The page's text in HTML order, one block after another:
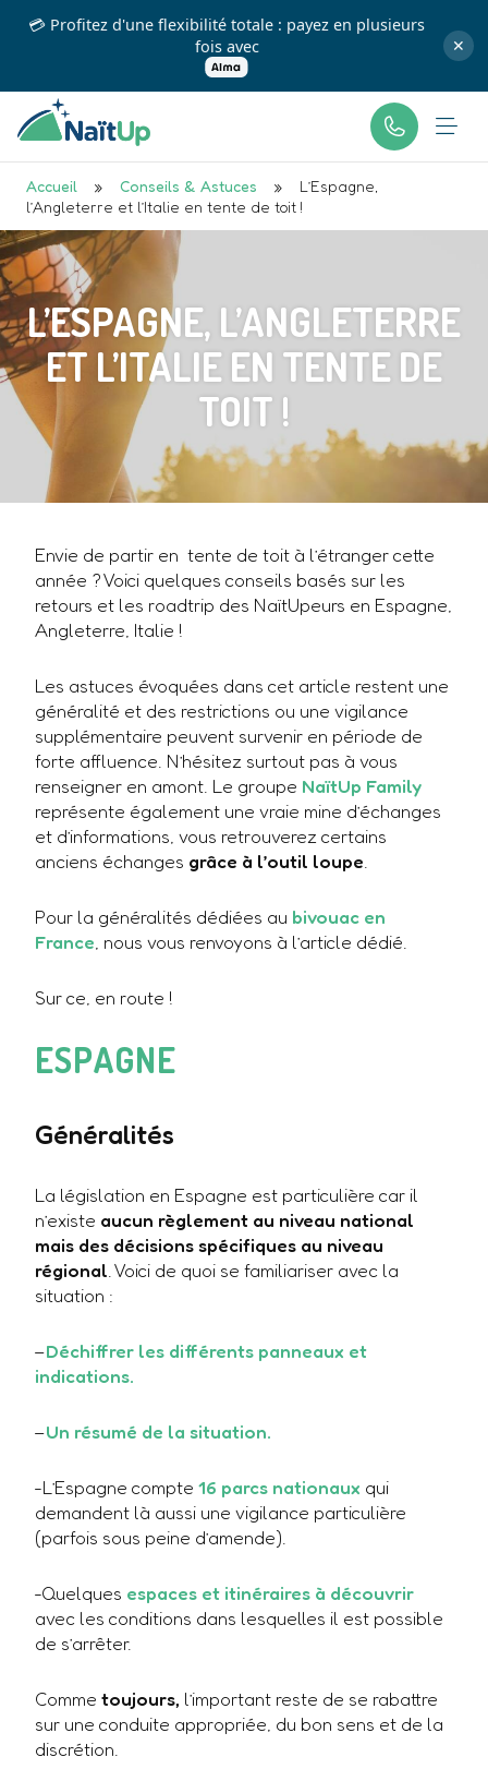
💳 Profitez d'une flexibilité totale : payez en plusieurs
fois avec
✕
Accueil » Conseils & Astuces »
L’Espagne,
l’Angleterre et l’Italie en tente de toit !
L’ESPAGNE, L’ANGLETERRE
ET L’ITALIE EN TENTE DE
TOIT !
Envie de partir en tente de toit à l’étranger cette
année ? Voici quelques conseils basés sur les
retours et les roadtrip des NaïtUpeurs en Espagne,
Angleterre, Italie !
Les astuces évoquées dans cet article restent une
généralité et des restrictions ou une vigilance
supplémentaire peuvent survenir en période de
forte affluence. N’hésitez surtout pas à vous
renseigner en amont. Le groupe NaïtUp Family
représente également une vraie mine d’échanges
et d’informations, vous retrouverez certains
anciens échanges grâce à l’outil loupe.
Pour la généralités dédiées au bivouac en
France, nous vous renvoyons à l’article dédié.
Sur ce, en route !
ESPAGNE
Généralités
La législation en Espagne est particulière car il
n’existe aucun règlement au niveau national
mais des décisions spécifiques au niveau
régional. Voici de quoi se familiariser avec la
situation :
–Déchiffrer les différents panneaux et
indications.
–Un résumé de la situation.
-L’Espagne compte 16 parcs nationaux qui
demandent là aussi une vigilance particulière
(parfois sous peine d’amende).
-Quelques espaces et itinéraires à découvrir
avec les conditions dans lesquelles il est possible
de s’arrêter.
Comme toujours, l’important reste de se rabattre
sur une conduite appropriée, du bon sens et de la
discrétion.